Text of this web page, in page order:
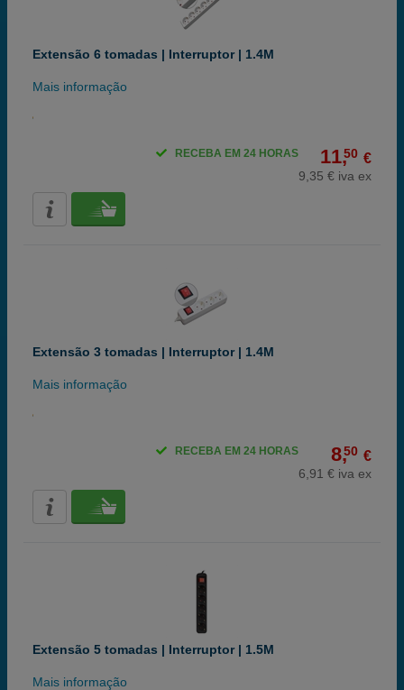
Extensão 6 tomadas | Interruptor | 1.4M
Mais informação
11,50 €
9,35 € iva ex
RECEBA EM 24 HORAS
Extensão 3 tomadas | Interruptor | 1.4M
Mais informação
8,50 €
6,91 € iva ex
RECEBA EM 24 HORAS
Extensão 5 tomadas | Interruptor | 1.5M
Mais informação